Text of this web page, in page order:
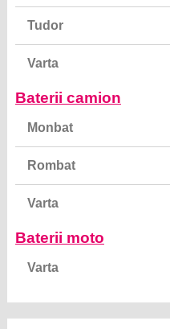
Tudor
Varta
Baterii camion
Monbat
Rombat
Varta
Baterii moto
Varta